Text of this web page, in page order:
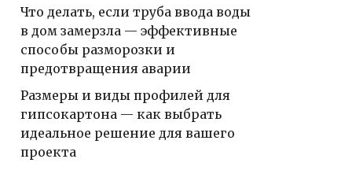
Что делать, если труба ввода воды
в дом замерзла — эффективные
способы разморозки и
предотвращения аварии
Размеры и виды профилей для
гипсокартона — как выбрать
идеальное решение для вашего
проекта